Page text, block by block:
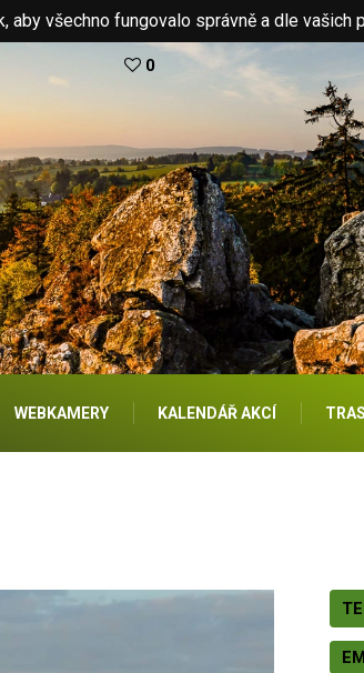
všechno fungovalo správně a dle vašich
0
WEBKAMERY KALENDÁŘ AKCÍ